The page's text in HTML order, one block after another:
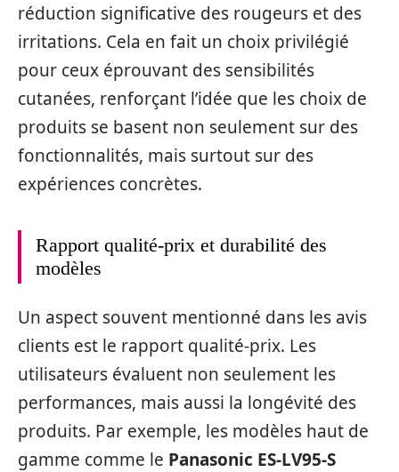
réduction significative des rougeurs et des
irritations. Cela en fait un choix privilégié
pour ceux éprouvant des sensibilités
cutanées, renforçant l’idée que les choix de
produits se basent non seulement sur des
fonctionnalités, mais surtout sur des
expériences concrètes.
Rapport qualité-prix et durabilité des
modèles
Un aspect souvent mentionné dans les avis
clients est le rapport qualité-prix. Les
utilisateurs évaluent non seulement les
performances, mais aussi la longévité des
produits. Par exemple, les modèles haut de
gamme comme le Panasonic ES-LV95-S